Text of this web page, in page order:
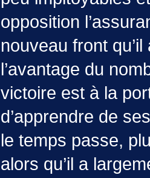
opposition
nouveau front
l’avantage du
victoire est à la
d’apprendre de
le temps passe,
alors qu’il a